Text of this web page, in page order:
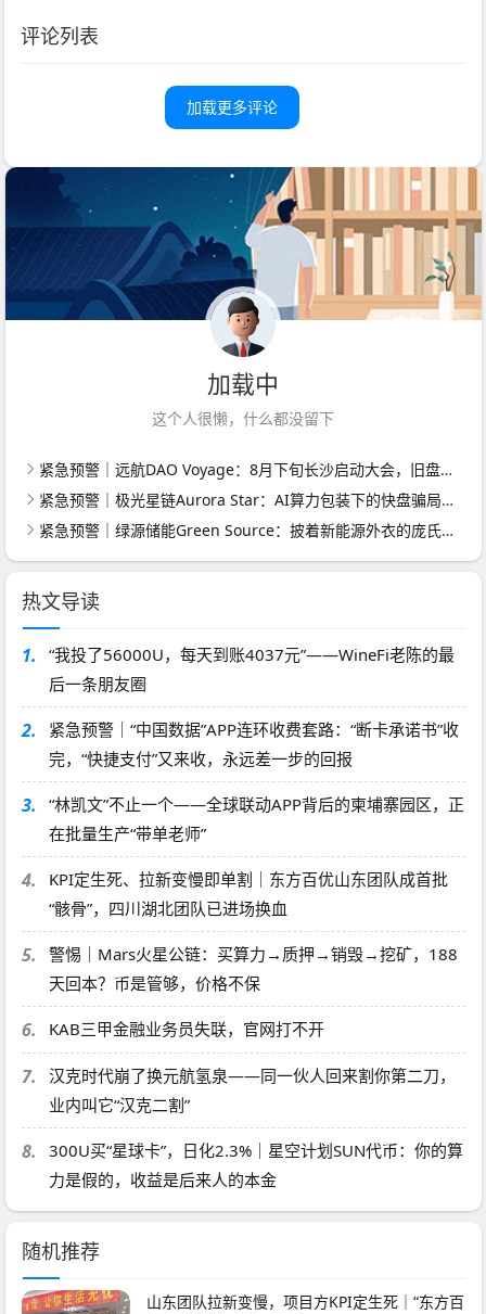
评论列表
加载更多评论
加载中
这个人很懒，什么都没留下
紧急预警｜远航DAO Voyage：8月下旬长沙启动大会，旧盘团队平移，RWA+大宗商品包装——又是庞氏滚盘的老剧本
紧急预警｜极光星链Aurora Star：AI算力包装下的快盘骗局，认购即入坑
紧急预警｜绿源储能Green Source：披着新能源外衣的庞氏传销盘，8月千人大会就是收割信号
热文导读
1.
“我投了56000U，每天到账4037元”——WineFi老陈的最
后一条朋友圈
2.
紧急预警｜“中国数据”APP连环收费套路：“断卡承诺书”收
完，“快捷支付”又来收，永远差一步的回报
3.
“林凯文”不止一个——全球联动APP背后的柬埔寨园区，正
在批量生产“带单老师”
4.
KPI定生死、拉新变慢即单割｜东方百优山东团队成首批
“骸骨”，四川湖北团队已进场换血
5.
警惕｜Mars火星公链：买算力→质押→销毁→挖矿，188
天回本？币是管够，价格不保
6. KAB三甲金融业务员失联，官网打不开
7.
汉克时代崩了换元航氢泉——同一伙人回来割你第二刀，
业内叫它“汉克二割”
8.
300U买“星球卡”，日化2.3%｜星空计划SUN代币：你的算
力是假的，收益是后来人的本金
随机推荐
山东团队拉新变慢，项目方KPI定生死｜“东方百